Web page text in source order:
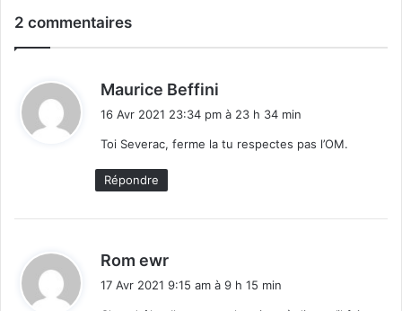
2 commentaires
Maurice Beffini
16 Avr 2021 23:34 pm à 23 h 34 min
Toi Severac, ferme la tu respectes pas l’OM.
Répondre
Rom ewr
17 Avr 2021 9:15 am à 9 h 15 min